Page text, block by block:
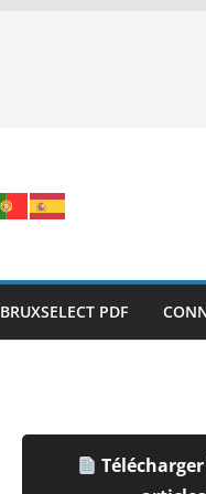
BRUXSELECT PDF